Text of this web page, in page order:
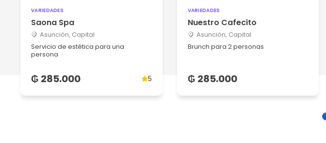
VARIEDADES
Saona Spa
Asunción, Capital
Servicio de estética para una
persona
₲ 285.000 5
VARIEDADES
Nuestro Cafecito
Asunción, Capital
Brunch para 2 personas
₲ 285.000